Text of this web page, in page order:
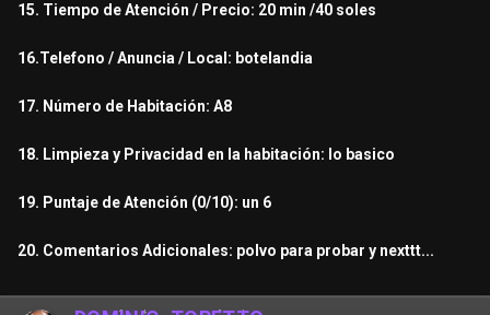
15. Tiempo de Atención / Precio: 20 min /40 soles
16.Telefono / Anuncia / Local: botelandia
17. Número de Habitación: A8
18. Limpieza y Privacidad en la habitación: lo basico
19. Puntaje de Atención (0/10): un 6
20. Comentarios Adicionales: polvo para probar y nexttt...